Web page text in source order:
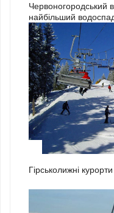
Червоногородський
найбільший
Гірськолижні